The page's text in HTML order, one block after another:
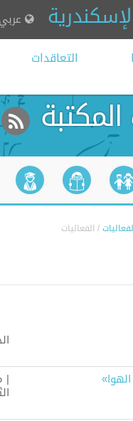
عربي
التعاقدات
/ الفعاليات
|